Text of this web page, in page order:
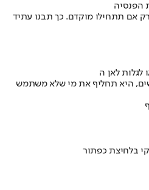
הפנסיה
אם תתחילו מוקדם. כך תבנו עתיד
היא תחליף את מי שלא משתמש
בלחיצת כפתור